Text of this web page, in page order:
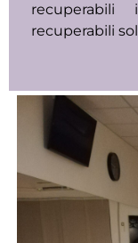
recuperabili
recuperabili